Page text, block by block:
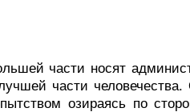
части носят
части
озираясь по